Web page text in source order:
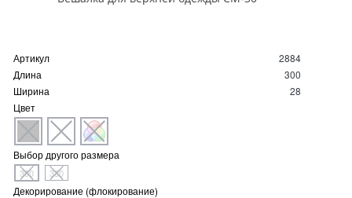
Артикул
2884
Длина
300
Ширина
28
Цвет
Выбор другого размера
300 330
Декорирование (флокирование)